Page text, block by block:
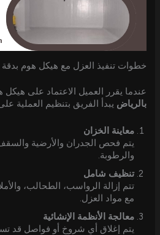
خطوات تنفيذ العزل مع هيكل هوم بدقة
عندما يقرر العميل الاعتماد على هيكل
بالرياض يبدأ الفريق بتنظيم العملية
معاينة الخزان
يتم فحص الجدران والأرضية
والرطوبة.
تنظيف شامل
تتم إزالة الرواسب، الطحالب،
مع مواد العزل.
معالجة الأنظمة الإنشائية
يتم إغلاق أي شروخ أو فواصل قد